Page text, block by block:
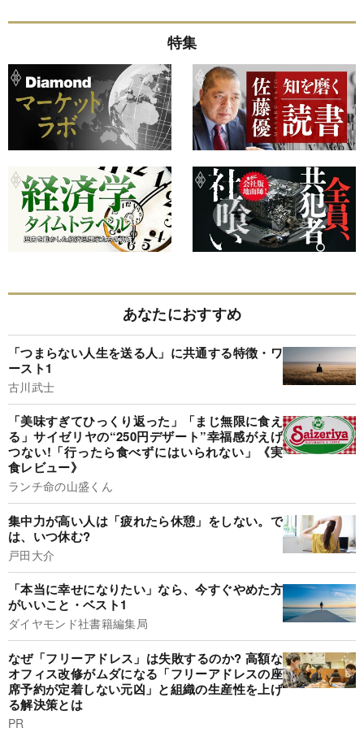
特集
あなたにおすすめ
「つまらない人生を送る人」に共通する特徴・ワ
ースト1
古川武士
「美味すぎてひっくり返った」「まじ無限に食え
る」サイゼリヤの“250円デザート”幸福感がえげ
つない!「行ったら食べずにはいられない」《実
食レビュー》
ランチ命の山盛くん
集中力が高い人は「疲れたら休憩」をしない。で
は、いつ休む?
戸田大介
「本当に幸せになりたい」なら、今すぐやめた方
がいいこと・ベスト1
ダイヤモンド社書籍編集局
なぜ「フリーアドレス」は失敗するのか? 高額な
オフィス改修がムダになる「フリーアドレスの座
席予約が定着しない元凶」と組織の生産性を上げ
る解決策とは
PR